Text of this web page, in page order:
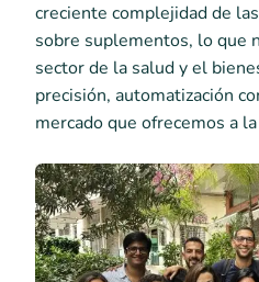
creciente complejidad de
sobre suplementos, lo que
sector de la salud y el
precisión, automatización
mercado que ofrecemos a